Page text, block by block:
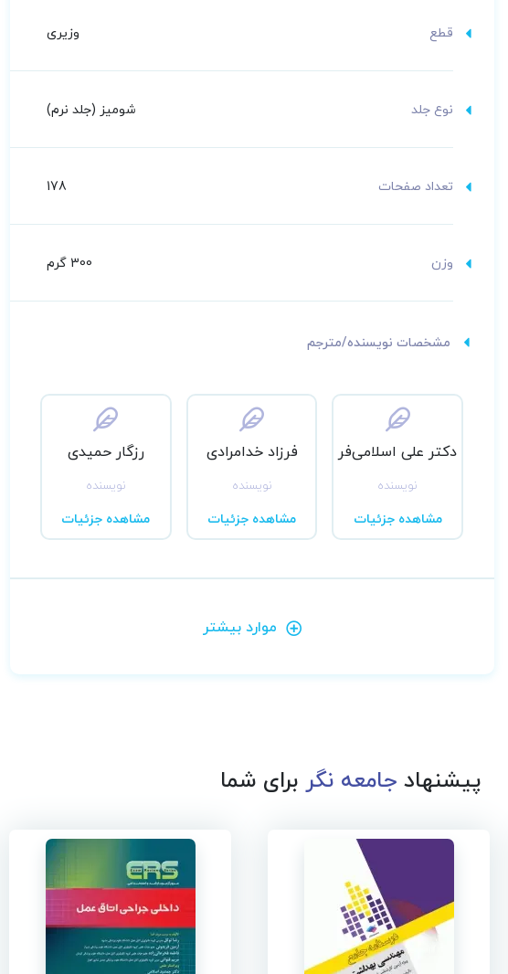
قطع وزیری
نوع جلد شومیز (جلد نرم)
تعداد صفحات 178
وزن 300 گرم
مشخصات نویسنده/مترجم
دکتر علی اسلامی‌فر
نویسنده
مشاهده جزئیات
فرزاد خدامرادی
نویسنده
مشاهده جزئیات
رزگار حمیدی
نویسنده
مشاهده جزئیات
موارد بیشتر
پیشنهادجامعه نگربرای شما